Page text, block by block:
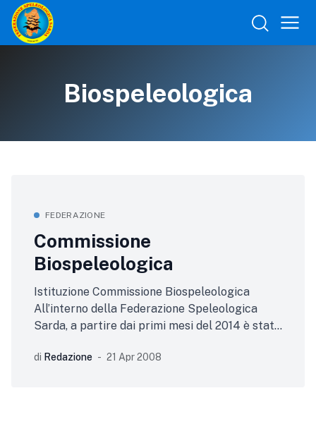
Biospeleologica
FEDERAZIONE
Commissione
Biospeleologica
Istituzione Commissione Biospeleologica
All’interno della Federazione Speleologica
Sarda, a partire dai primi mesi del 2014 è stata
commissione
di Redazione 21 Apr 2008